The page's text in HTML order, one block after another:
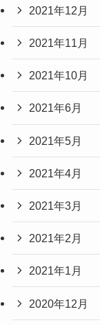
2021年12月
2021年11月
2021年10月
2021年6月
2021年5月
2021年4月
2021年3月
2021年2月
2021年1月
2020年12月